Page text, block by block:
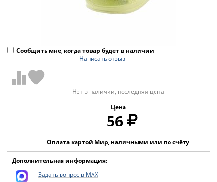
Сообщить мне, когда товар будет в наличии
Написать отзыв
Нет в наличии, последняя цена
Цена
56
Оплата картой Мир, наличными или по счёту
Дополнительная информация:
Задать вопрос в MAX